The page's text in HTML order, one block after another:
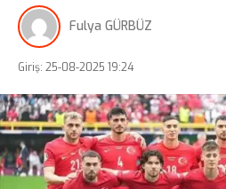
Fulya GÜRBÜZ
Giriş: 25-08-2025 19:24